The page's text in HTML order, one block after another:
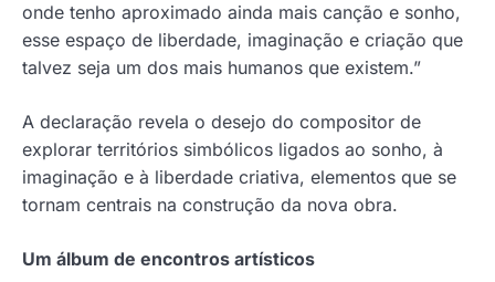
onde tenho aproximado ainda mais canção e sonho,
esse espaço de liberdade, imaginação e criação que
talvez seja um dos mais humanos que existem.”
A declaração revela o desejo do compositor de
explorar territórios simbólicos ligados ao sonho, à
imaginação e à liberdade criativa, elementos que se
tornam centrais na construção da nova obra.
Um álbum de encontros artísticos